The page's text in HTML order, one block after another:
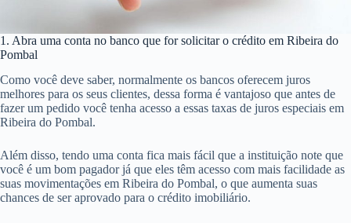
1. Abra uma conta no banco que for solicitar o crédito em Ribeira do
Pombal
Como você deve saber, normalmente os bancos oferecem juros
melhores para os seus clientes, dessa forma é vantajoso que antes de
fazer um pedido você tenha acesso a essas taxas de juros especiais em
Ribeira do Pombal.
Além disso, tendo uma conta fica mais fácil que a instituição note que
você é um bom pagador já que eles têm acesso com mais facilidade as
suas movimentações em Ribeira do Pombal, o que aumenta suas
chances de ser aprovado para o crédito imobiliário.